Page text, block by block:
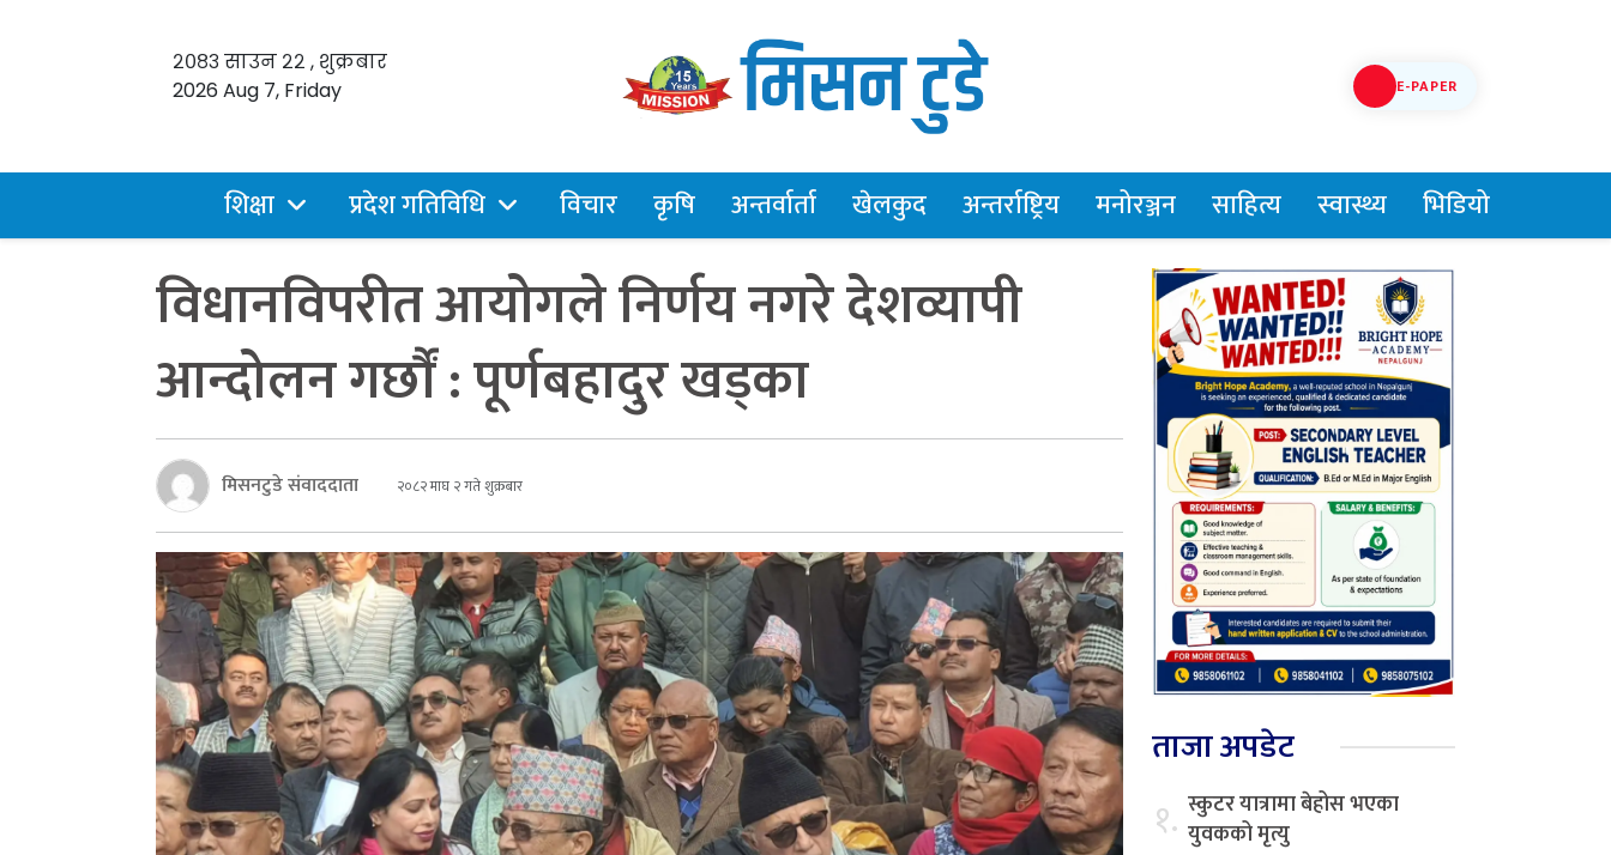
२०८३ साउन २२ , शुक्रबार
2026 Aug 7, Friday
E-PAPER
शिक्षा प्रदेश गतिविधि विचार कृषि अन्तर्वार्ता खेलकुद अन्तर्राष्ट्रिय मनोरञ्जन साहित्य स्वास्थ्य भिडियो
विधानविपरीत आयोगले निर्णय नगरे देशव्यापी
आन्दोलन गर्छाैं : पूर्णबहादुर खड्का
मिसनटुडे संवाददाता २०८२ माघ २ गते शुक्रबार
ताजा अपडेट
१. स्कुटर यात्रामा बेहोस भएका
युवकको मृत्यु